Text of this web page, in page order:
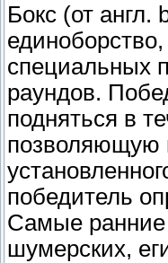
Бокс (от англ.
специальных
раундов.
подняться в
позволяющую
победитель
Самые ранние
шумерских,